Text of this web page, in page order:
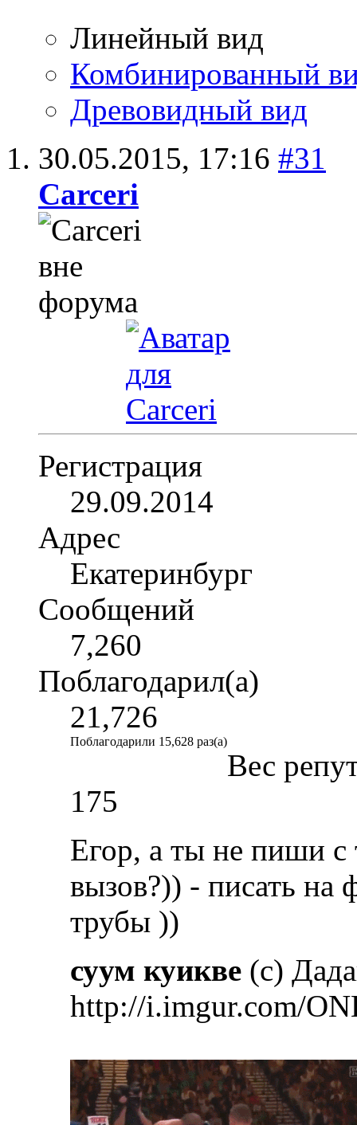
Линейный вид
Комбинированный
Древовидный вид
30.05.2015, 17:16 #31
Carceri
Регистрация
29.09.2014
Адрес
Екатеринбург
Сообщений
7,260
Поблагодарил(а)
21,726
Поблагодарили 15,628 раз(а)
Вес
175
Егор, а ты не пиши с
вызов?)) - писать на
трубы ))
суум куикве (с)
http://i.imgur.com/